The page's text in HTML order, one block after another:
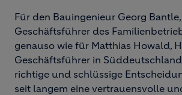
Für den Bauingenieur Georg Bantle,
Geschäftsführer des
genauso wie für Matthias Howald,
Geschäftsführer in
richtige und schlüssige
seit langem eine vertrauensvolle